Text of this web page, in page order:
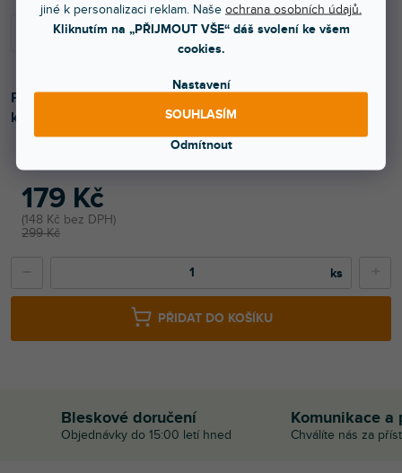
jiné k personalizaci reklam. Naše ochrana osobních údajů.
Kliknutím na „PŘIJMOUT VŠE“ dáš svolení ke všem
cookies.
Nastavení
Odmítnout
SOUHLASÍM
299 Kč
179 Kč
148 Kč bez DPH
PŘIDAT DO KOŠÍKU
Profesionální hliníková svorka pro uchycení na trubkové
konstrukce. Univerzální použití, kompaktní provedení.
Bleskové doručení
Objednávky do 15:00 letí hned
Komunikace a
Chválíte nás za